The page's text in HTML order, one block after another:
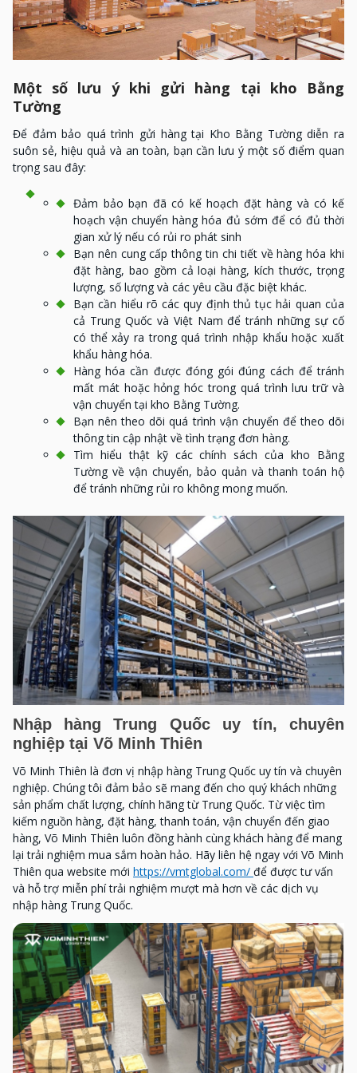
Một số lưu ý khi gửi hàng tại kho Bằng
Tường
Để đảm bảo quá trình gửi hàng tại Kho Bằng Tường diễn ra
suôn sẻ, hiệu quả và an toàn, bạn cần lưu ý một số điểm quan
trọng sau đây:
Đảm bảo bạn đã có kế hoạch đặt hàng và có kế
hoạch vận chuyển hàng hóa đủ sớm để có đủ thời
gian xử lý nếu có rủi ro phát sinh
Bạn nên cung cấp thông tin chi tiết về hàng hóa khi
đặt hàng, bao gồm cả loại hàng, kích thước, trọng
lượng, số lượng và các yêu cầu đặc biệt khác.
Bạn cần hiểu rõ các quy định thủ tục hải quan của
cả Trung Quốc và Việt Nam để tránh những sự cố
có thể xảy ra trong quá trình nhập khẩu hoặc xuất
khẩu hàng hóa.
Hàng hóa cần được đóng gói đúng cách để tránh
mất mát hoặc hỏng hóc trong quá trình lưu trữ và
vận chuyển tại kho Bằng Tường.
Bạn nên theo dõi quá trình vận chuyển để theo dõi
thông tin cập nhật về tình trạng đơn hàng.
Tìm hiểu thật kỹ các chính sách của kho Bằng
Tường về vận chuyển, bảo quản và thanh toán hộ
để tránh những rủi ro không mong muốn.
Nhập hàng Trung Quốc uy tín, chuyên
nghiệp tại Võ Minh Thiên
Võ Minh Thiên là đơn vị nhập hàng Trung Quốc uy tín và chuyên
nghiệp. Chúng tôi đảm bảo sẽ mang đến cho quý khách những
sản phẩm chất lượng, chính hãng từ Trung Quốc. Từ việc tìm
kiếm nguồn hàng, đặt hàng, thanh toán, vận chuyển đến giao
hàng, Võ Minh Thiên luôn đồng hành cùng khách hàng để mang
lại trải nghiệm mua sắm hoàn hảo. Hãy liên hệ ngay với Võ Minh
Thiên qua website mới https://vmtglobal.com/ để được tư vấn
và hỗ trợ miễn phí trải nghiệm mượt mà hơn về các dịch vụ
nhập hàng Trung Quốc.